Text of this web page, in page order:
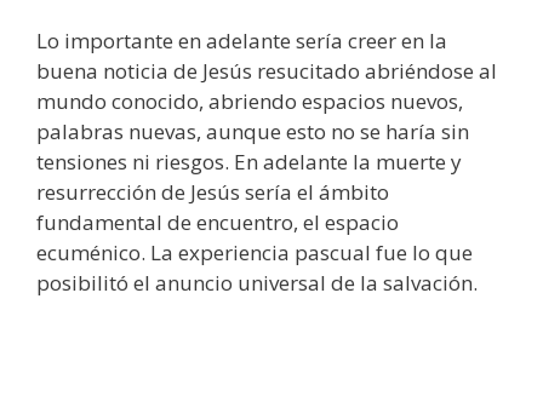
Lo importante en adelante sería creer en la
buena noticia de Jesús resucitado abriéndose al
mundo conocido, abriendo espacios nuevos,
palabras nuevas, aunque esto no se haría sin
tensiones ni riesgos. En adelante la muerte y
resurrección de Jesús sería el ámbito
fundamental de encuentro, el espacio
ecuménico. La experiencia pascual fue lo que
posibilitó el anuncio universal de la salvación.